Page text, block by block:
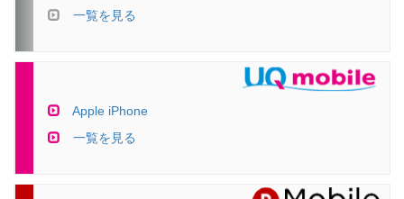
一覧を見る
Apple iPhone
一覧を見る